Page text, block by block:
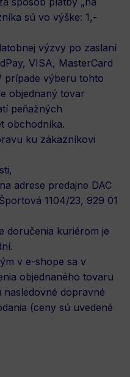
sú vo výške: 1,-
výzvy po zaslaní
VISA, MasterCard
prípade výberu tohto
objednaný tovar
peňažných
obchodníka.
ku zákazníkovi
adrese predajne DAC
1104/23, 929 01
doručenia kuriérom je
v e-shope sa v
objednaného tovaru
nasledovné dopravné
(ceny sú uvedené